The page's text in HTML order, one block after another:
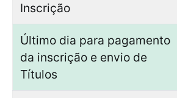
Inscrição
Último dia para pagamento
da inscrição e envio de
Títulos